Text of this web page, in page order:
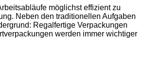
möglichst effizient zu
Neben den traditionellen Aufgaben
Regalfertige Verpackungen
werden immer wichtiger